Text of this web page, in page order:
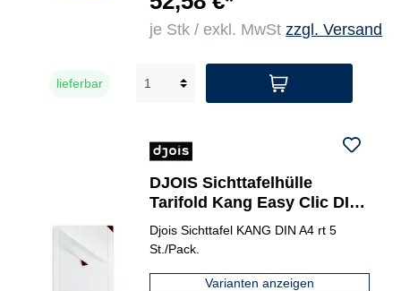
je Stk / exkl. MwStzzgl. Versand
lieferbar
DJOIS Sichttafelhülle
Tarifold Kang Easy Clic DIN
A4
Djois Sichttafel KANG DIN A4 rt 5
St./Pack.
Varianten anzeigen